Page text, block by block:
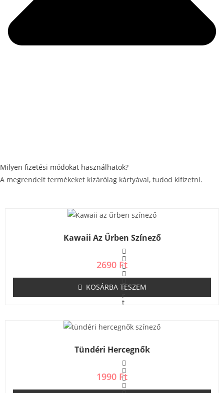
Milyen fizetési módokat használhatok?
A megrendelt termékeket kizárólag kártyával, tudod kifizetni.
Kawaii Az Űrben Színező
É
r
t
e
l
:
0
/
5
2690 Ft
KOSÁRBA TESZEM
Tündéri Hercegnők
1990 Ft